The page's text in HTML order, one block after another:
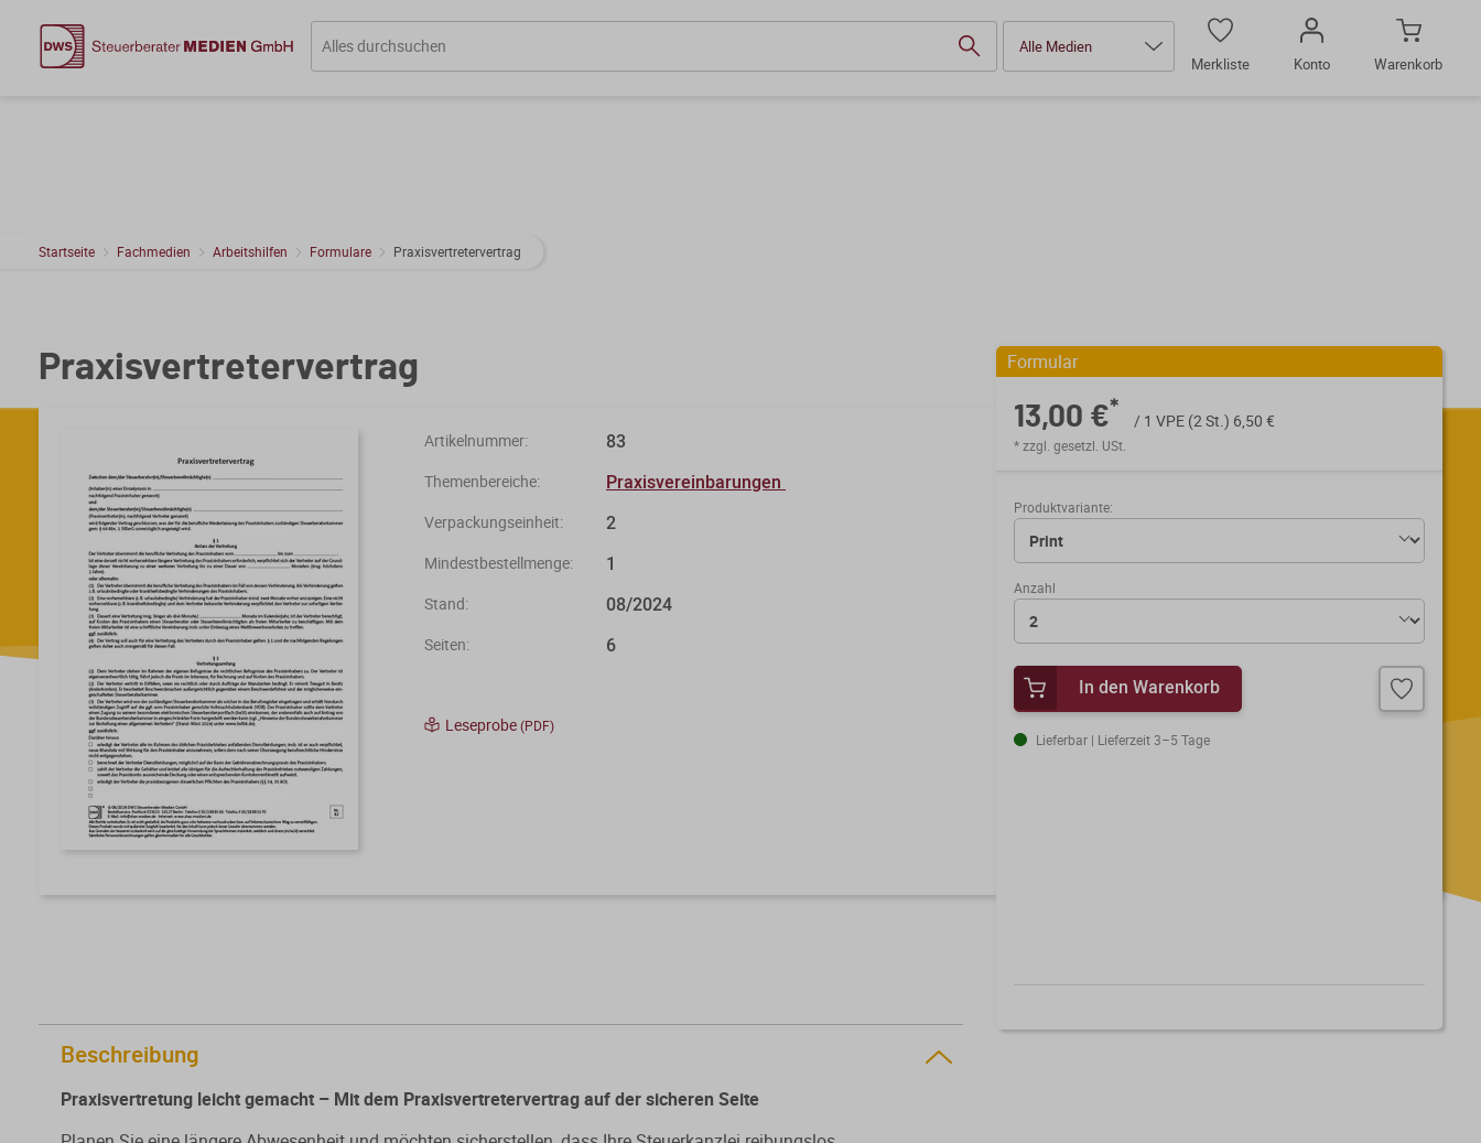
Alle Medien
Merkliste
Konto Warenkorb
Startseite Fachmedien Arbeitshilfen Formulare Praxisvertretervertrag
Praxisvertretervertrag
Artikelnummer: 83
Themenbereiche: Praxisvereinbarungen
Verpackungseinheit: 2
Mindestbestellmenge: 1
Stand: 08/2024
Seiten: 6
Leseprobe(PDF)
Formular
13,00 €*
/ 1 VPE (2 St.) 6,50 €
* zzgl. gesetzl. USt.
Produktvariante:
Anzahl
In den Warenkorb
Lieferbar | Lieferzeit 3–5 Tage
Beschreibung
Praxisvertretung leicht gemacht – Mit dem Praxisvertretervertrag auf der sicheren Seite